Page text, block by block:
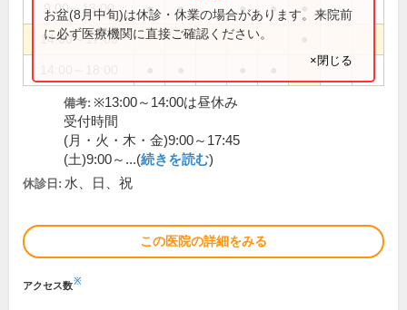
9:00～13:00 ● ● ● ●
14:00～17:00
お盆(8月中旬)は休診・休業の場合があります。来院前
に必ず医療機関に直接ご確認ください。
×閉じる
備考: ※13:00～14:00は昼休み
受付時間
(月・火・木・金)9:00～17:45
(土)9:00～...(続きを読む)
休診日: 水、日、祝
この医院の詳細をみる
アクセス数※